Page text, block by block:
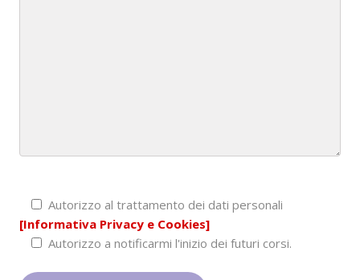
Autorizzo al trattamento dei dati personali
[Informativa Privacy e Cookies]
Autorizzo a notificarmi l'inizio dei futuri corsi.